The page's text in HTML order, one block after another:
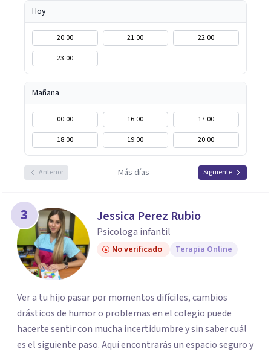
Hoy
20:00 21:00
22:00
23:00
Mañana
00:00 16:00
17:00
18:00
19:00 20:00
Anterior Más días Siguiente
3 Jessica Perez Rubio
Psicologa infantil
No verificado Terapia Online
Ver a tu hijo pasar por momentos difíciles, cambios
drásticos de humor o problemas en el colegio puede
hacerte sentir con mucha incertidumbre y sin saber cuál
es el siguiente paso. Aquí encontrarás un espacio seguro y